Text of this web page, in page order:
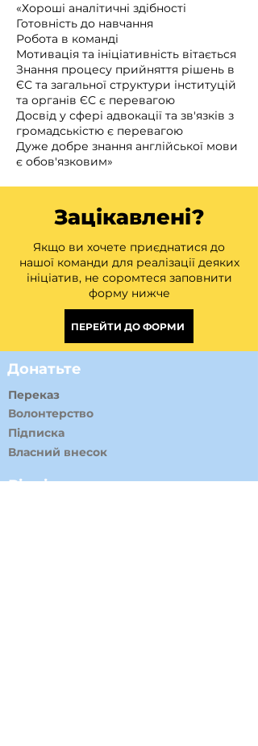
«Хороші аналітичні здібності
Готовність до навчання
Робота в команді
Мотивація та ініціативність вітається
Знання процесу прийняття рішень в
ЄС та загальної структури інституцій
та органів ЄС є перевагою
Досвід у сфері адвокації та зв'язків з
громадськістю є перевагою
Дуже добре знання англійської мови
є обов'язковим»
Зацікавлені?
Якщо ви хочете приєднатися до
нашої команди для реалізації деяких
ініціатив, не соромтеся заповнити
форму нижче
ПЕРЕЙТИ ДО ФОРМИ
Донатьте
Переказ
Волонтерство
Підписка
Власний внесок
Відділи